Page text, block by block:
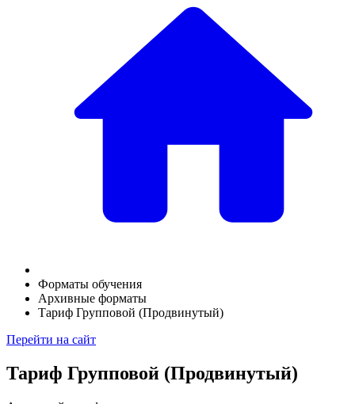
Форматы обучения
Архивные форматы
Тариф Групповой (Продвинутый)
Перейти на сайт
Тариф Групповой (Продвинутый)